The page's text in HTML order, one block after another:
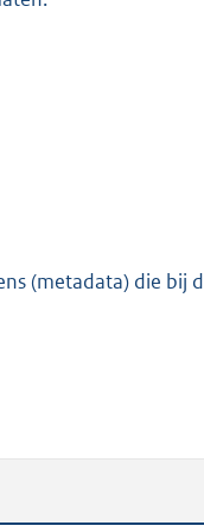
b
(metadata) die bij